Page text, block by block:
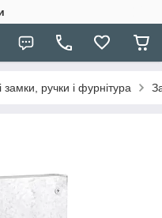
замки, ручки і фурнітура